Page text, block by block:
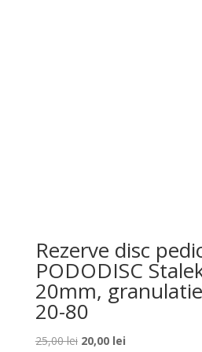
Rezerve disc
PODODISC
20mm,
20-80
25,00lei Prețul
20,00 leiPrețul